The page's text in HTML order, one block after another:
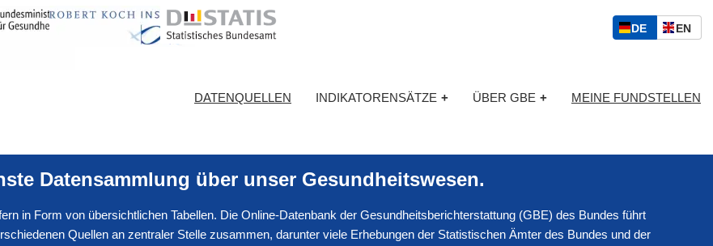
S
p
c
h
l
DED
S
ENE
I
H
DATENQUELLEN INDIKATORENSÄTZE + ÜBER GBE + MEINE FUNDSTELLEN
Datensammlung über unser Gesundheitswesen.
in Form von übersichtlichen Tabellen. Die Online-Datenbank der Gesundheitsberichterstattung (GBE) des Bundes führt
Quellen an zentraler Stelle zusammen, darunter viele Erhebungen der Statistischen Ämter des Bundes und der